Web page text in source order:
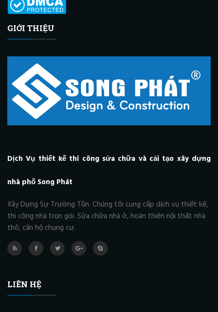
GIỚI THIỆU
Dịch Vụ thiết kế thi công sửa chữa và cải tạo xây dựng
nhà phố Song Phát
Xây Dựng Sự Trường Tồn. Chúng tôi cung cấp dịch vụ thiết kế,
thi công nhà trọn gói. Sửa chữa nhà ở, hoàn thiện nội thất nhà
thô, căn hộ chung cư.
LIÊN HỆ